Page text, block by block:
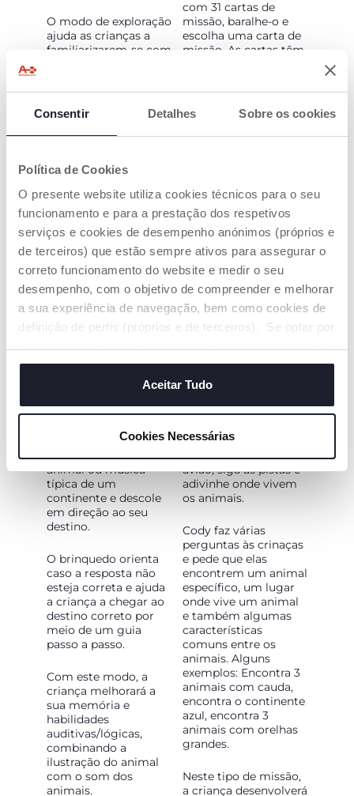
Consentir Detalhes Sobre os cookies
Política de Cookies
O presente website utiliza cookies técnicos para o seu
funcionamento e para a prestação dos respetivos
serviços e cookies de desempenho anónimos (próprios e
de terceiros) que estão sempre ativos para assegurar o
correto funcionamento do website e medir o seu
desempenho, com o objetivo de compreender e melhorar
a sua experiência de navegação, bem como cookies de
definição de perfis (próprios e de terceiros). Se optar por
cookies. Se quiser saber mais, alterar ou revogar o
consentimento de todos ou de alguns cookies, clique em
"mostrar detalhes". Ao fechar este aviso, está a
são necessários e essenciais para garantir o
funcionamento desta página.
Aceitar Tudo
Cookies Necessárias
O modo de exploração
ajuda as crianças a
familiarizarem-se com
animais e continentes,
as suas cores, o som
típico de cada animal
e o género musical
terra.
E se visitar TODOS os
animais e continentes,
irá desbloquear
conquistas muito
engraçadas!
com 31 cartas de
missão, baralhe-o e
escolha uma carta de
missão. As cartas têm
número de estrelas no
verso de cada carta de
missão.
o avião reconhece a
carta e inicia uma
nova missão!
DESCOBERTA (
AOS 3 ANOS)
Ouça o som de um
animal ou música
típica de um
continente e descole
em direção ao seu
destino.
O brinquedo orienta
caso a resposta não
esteja correta e ajuda
a criança a chegar ao
destino correto por
meio de um guia
passo a passo.
Com este modo, a
criança melhorará a
sua memória e
habilidades
auditivas/lógicas,
combinando a
ilustração do animal
com o som dos
animais.
DETETIVE ( AOS 4
ANOS)
Adote uma lupa no
avião, siga as pistas e
adivinhe onde vivem
os animais.
Cody faz várias
perguntas às crinaças
e pede que elas
encontrem um animal
específico, um lugar
onde vive um animal
e também algumas
características
comuns entre os
animais. Alguns
exemplos: Encontra 3
animais com cauda,
encontra o continente
azul, encontra 3
animais com orelhas
grandes.
Neste tipo de missão,
a criança desenvolverá